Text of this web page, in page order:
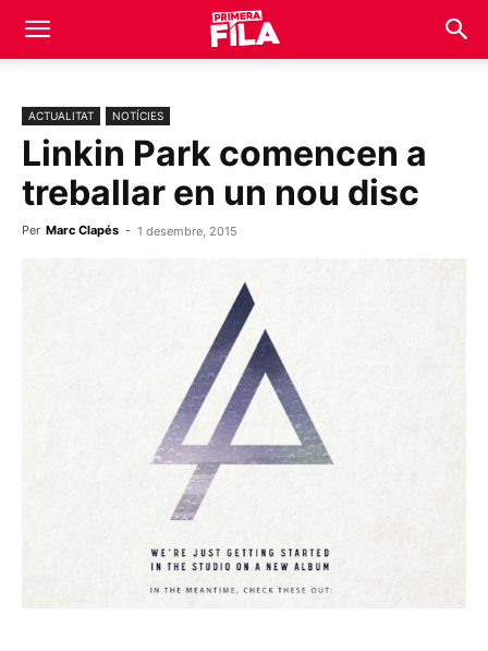
ACTUALITAT NOTÍCIES
Linkin Park comencen a
treballar en un nou disc
Per Marc Clapés - 1 desembre, 2015